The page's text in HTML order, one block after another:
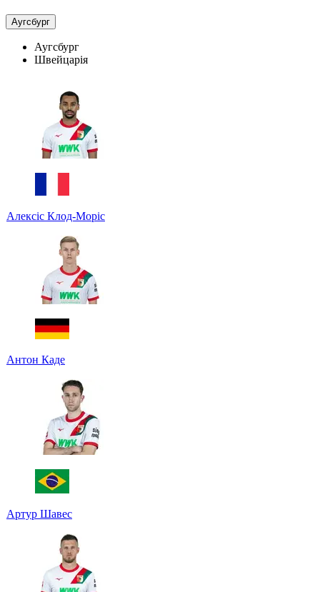
Аугсбург
Аугсбург
Швейцарія
Алексіс Клод-Моріс
Антон Каде
Артур Шавес